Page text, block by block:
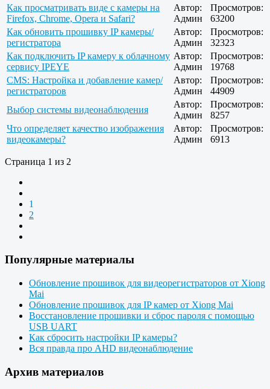
Как просматривать виде с камеры на
Firefox, Chrome, Opera и Safari?
Автор:
Админ
Просмотров:
63200
Как обновить прошивку IP камеры/
регистратора
Автор:
Админ
Просмотров:
32323
Как подключить IP камеру к облачному
сервису IPEYE
Автор:
Админ
Просмотров:
19768
CMS: Настройка и добавление камер/
регистраторов
Автор:
Админ
Просмотров:
44909
Выбор системы видеонаблюдения
Автор:
Админ
Просмотров:
8257
Что определяет качество изображения
видеокамеры?
Автор:
Админ
Просмотров:
6913
Страница 1 из 2
1
2
Популярные материалы
Обновление прошивок для видеорегистраторов от Xiong
Mai
Обновление прошивок для IP камер от Xiong Mai
Восстановление прошивки и сброс пароля с помощью
USB UART
Как сбросить настройки IP камеры?
Вся правда про AHD видеонаблюдение
Архив материалов